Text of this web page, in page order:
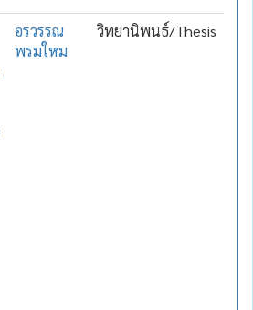
อรวรรณ
พรมใหม
วิทยานิพนธ์/Thesis